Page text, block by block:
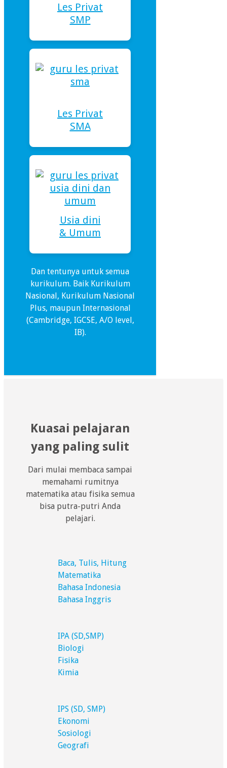
Les Privat
SMP
Les Privat
SMA
Usia dini
& Umum
Dan tentunya untuk semua
kurikulum. Baik Kurikulum
Nasional, Kurikulum Nasional
Plus, maupun Internasional
(Cambridge, IGCSE, A/O level,
IB).
Kuasai pelajaran
yang paling sulit
Dari mulai membaca sampai
memahami rumitnya
matematika atau fisika semua
bisa putra-putri Anda
pelajari.
Baca, Tulis, Hitung
Matematika
Bahasa Indonesia
Bahasa Inggris
IPA (SD,SMP)
Biologi
Fisika
Kimia
IPS (SD, SMP)
Ekonomi
Sosiologi
Geografi